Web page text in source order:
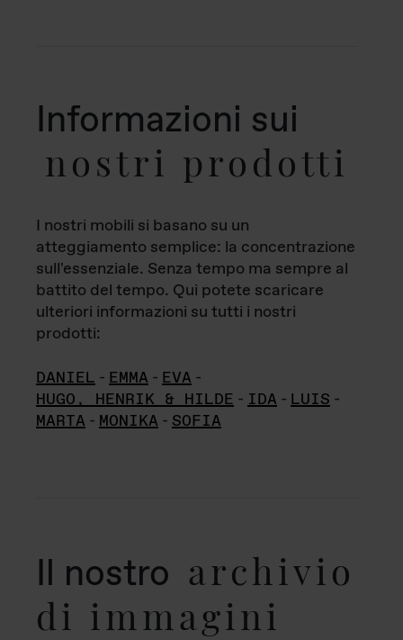
Informazioni sui
nostri prodotti
I nostri mobili si basano su un
atteggiamento semplice: la concentrazione
sull'essenziale. Senza tempo ma sempre al
battito del tempo. Qui potete scaricare
ulteriori informazioni su tutti i nostri
prodotti:
DANIEL - EMMA - EVA -
HUGO, HENRIK & HILDE - IDA - LUIS -
MARTA - MONIKA - SOFIA
Il nostro archivio
di immagini